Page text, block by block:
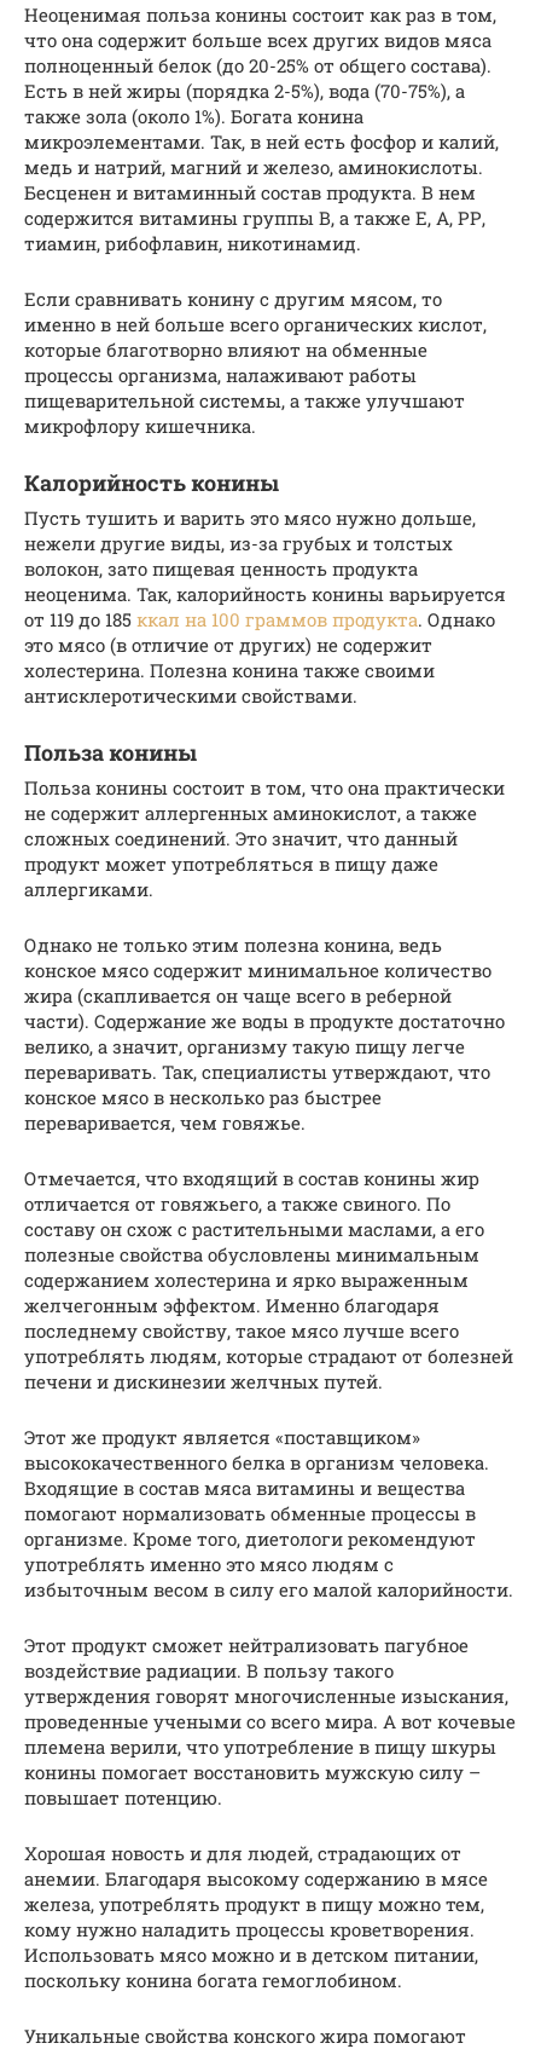
Неоценимая польза конины состоит как раз в том,
что она содержит больше всех других видов мяса
полноценный белок (до 20-25% от общего состава).
Есть в ней жиры (порядка 2-5%), вода (70-75%), а
также зола (около 1%). Богата конина
микроэлементами. Так, в ней есть фосфор и калий,
медь и натрий, магний и железо, аминокислоты.
Бесценен и витаминный состав продукта. В нем
содержится витамины группы В, а также Е, А, РР,
тиамин, рибофлавин, никотинамид.
Если сравнивать конину с другим мясом, то
именно в ней больше всего органических кислот,
которые благотворно влияют на обменные
процессы организма, налаживают работы
пищеварительной системы, а также улучшают
микрофлору кишечника.
Калорийность конины
Пусть тушить и варить это мясо нужно дольше,
нежели другие виды, из-за грубых и толстых
волокон, зато пищевая ценность продукта
неоценима. Так, калорийность конины варьируется
от 119 до 185 ккал на 100 граммов продукта. Однако
это мясо (в отличие от других) не содержит
холестерина. Полезна конина также своими
антисклеротическими свойствами.
Польза конины
Польза конины состоит в том, что она практически
не содержит аллергенных аминокислот, а также
сложных соединений. Это значит, что данный
продукт может употребляться в пищу даже
аллергиками.
Однако не только этим полезна конина, ведь
конское мясо содержит минимальное количество
жира (скапливается он чаще всего в реберной
части). Содержание же воды в продукте достаточно
велико, а значит, организму такую пищу легче
переваривать. Так, специалисты утверждают, что
конское мясо в несколько раз быстрее
переваривается, чем говяжье.
Отмечается, что входящий в состав конины жир
отличается от говяжьего, а также свиного. По
составу он схож с растительными маслами, а его
полезные свойства обусловлены минимальным
содержанием холестерина и ярко выраженным
желчегонным эффектом. Именно благодаря
последнему свойству, такое мясо лучше всего
употреблять людям, которые страдают от болезней
печени и дискинезии желчных путей.
Этот же продукт является «поставщиком»
высококачественного белка в организм человека.
Входящие в состав мяса витамины и вещества
помогают нормализовать обменные процессы в
организме. Кроме того, диетологи рекомендуют
употреблять именно это мясо людям с
избыточным весом в силу его малой калорийности.
Этот продукт сможет нейтрализовать пагубное
воздействие радиации. В пользу такого
утверждения говорят многочисленные изыскания,
проведенные учеными со всего мира. А вот кочевые
племена верили, что употребление в пищу шкуры
конины помогает восстановить мужскую силу –
повышает потенцию.
Хорошая новость и для людей, страдающих от
анемии. Благодаря высокому содержанию в мясе
железа, употреблять продукт в пищу можно тем,
кому нужно наладить процессы кроветворения.
Использовать мясо можно и в детском питании,
поскольку конина богата гемоглобином.
Уникальные свойства конского жира помогают